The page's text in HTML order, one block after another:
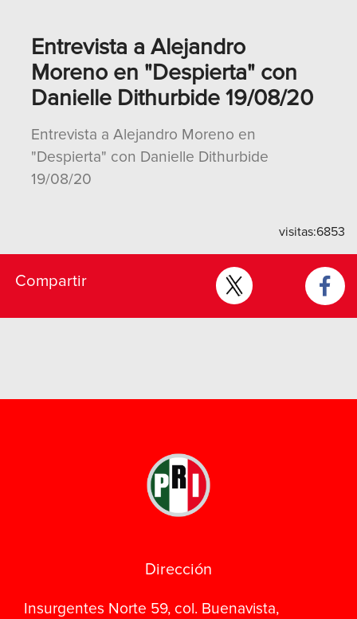
Entrevista a Alejandro
Moreno en "Despierta" con
Danielle Dithurbide 19/08/20
Entrevista a Alejandro Moreno en
"Despierta" con Danielle Dithurbide
19/08/20
visitas:6853
Compartir
Dirección
Insurgentes Norte 59, col. Buenavista,